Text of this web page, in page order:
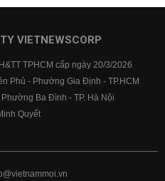
VIETNEWSCORP
TPHCM cấp ngày 20/3/2026
Phủ - Phường Gia Định - TP.HCM
Ba Đình - TP. Hà Nội
Quyết